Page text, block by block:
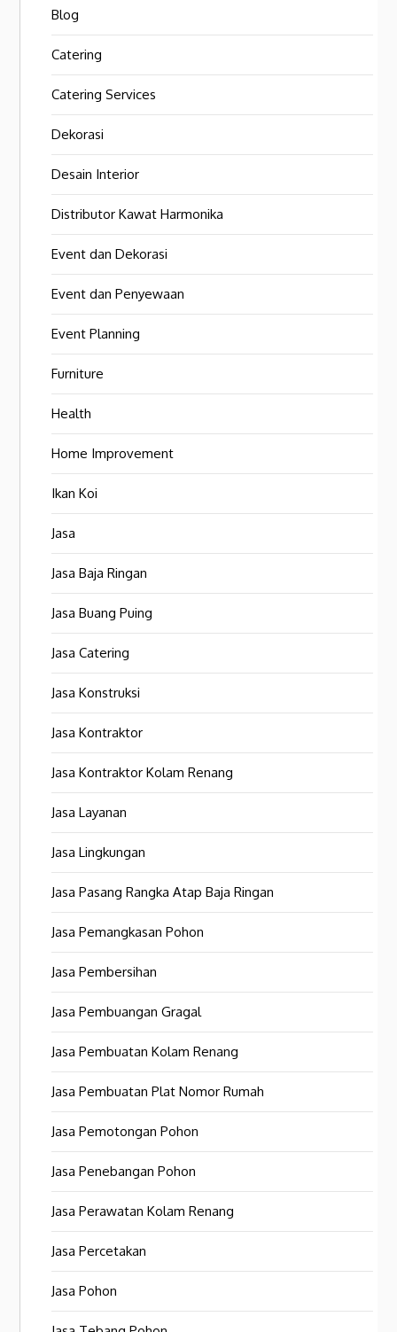
Blog
Catering
Catering Services
Dekorasi
Desain Interior
Distributor Kawat Harmonika
Event dan Dekorasi
Event dan Penyewaan
Event Planning
Furniture
Health
Home Improvement
Ikan Koi
Jasa
Jasa Baja Ringan
Jasa Buang Puing
Jasa Catering
Jasa Konstruksi
Jasa Kontraktor
Jasa Kontraktor Kolam Renang
Jasa Layanan
Jasa Lingkungan
Jasa Pasang Rangka Atap Baja Ringan
Jasa Pemangkasan Pohon
Jasa Pembersihan
Jasa Pembuangan Gragal
Jasa Pembuatan Kolam Renang
Jasa Pembuatan Plat Nomor Rumah
Jasa Pemotongan Pohon
Jasa Penebangan Pohon
Jasa Perawatan Kolam Renang
Jasa Percetakan
Jasa Pohon